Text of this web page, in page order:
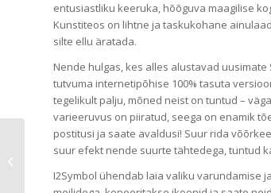
entusiastliku keeruka, hõõguva maagilise
Kunstiteos on lihtne ja taskukohane
silte ellu äratada.
Nende hulgas, kes alles alustavad
tutvuma internetipõhise 100% tasuta
tegelikult palju, mõned neist on tuntud –
varieeruvus on piiratud, seega on enamik
postitusi ja saate avaldusi! Suur rida
suur efekt nende suurte tähtedega, tuntud
I2Symbol ühendab laia valiku varundamise
Draakoni pühamu Rakendus ice
aasta garaažipokie...